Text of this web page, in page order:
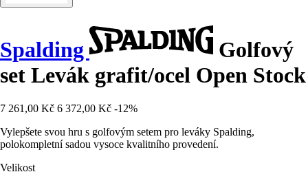
Spalding
Golfový
set Levák grafit/ocel Open Stock
7 261,00 Kč 6 372,00 Kč -12%
Vylepšete svou hru s golfovým setem pro leváky Spalding,
polokompletní sadou vysoce kvalitního provedení.
Velikost